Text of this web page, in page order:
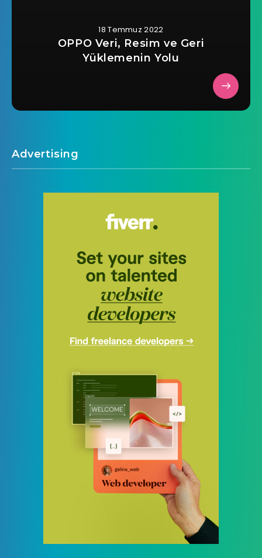
18 Temmuz 2022
OPPO Veri, Resim ve Geri
Yüklemenin Yolu
Advertising